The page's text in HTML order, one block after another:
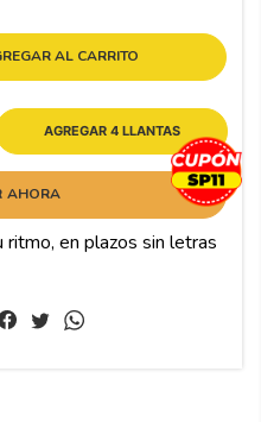
AL CARRITO
AGREGAR 4 LLANTAS
AHORA